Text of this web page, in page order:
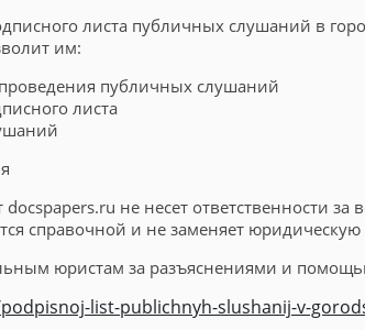
листа публичных слушаний в
им:
публичных слушаний
листа
не несет ответственности
справочной и не заменяет
юристам за разъяснениями и
list-publichnyh-slushanij-v-